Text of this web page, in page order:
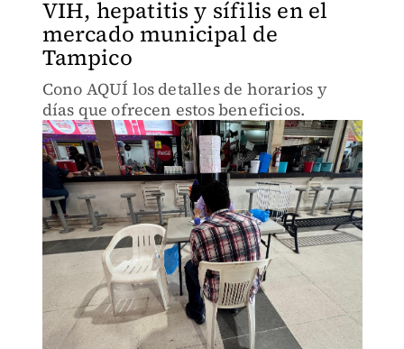
VIH, hepatitis y sífilis en el
mercado municipal de
Tampico
Cono AQUÍ los detalles de horarios y
días que ofrecen estos beneficios.